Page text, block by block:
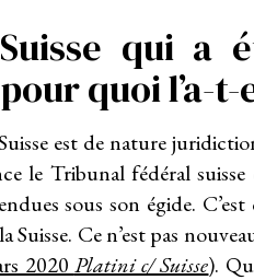
qui a
quoi l’a-t-
est de nature
le Tribunal fédéral
sous son égide.
Suisse. Ce n’est pas
2020 Platini c/ Suisse).